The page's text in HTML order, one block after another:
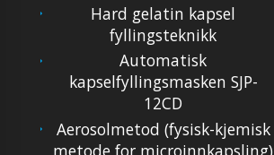
Hard gelatin kapsel
fyllingsteknikk
Automatisk
kapselfyllingsmasken SJP-
12CD
Aerosolmetod (fysisk-kjemisk
metode for microinnkapsling)